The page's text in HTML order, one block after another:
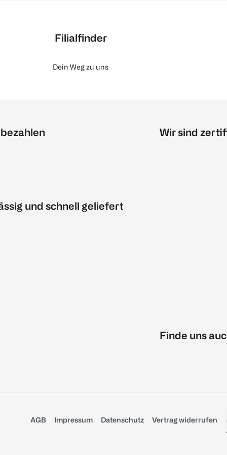
Filialfinder
Dein Weg zu uns
und schnell geliefert
Wir sind
Finde uns
AGB Impressum Datenschutz Vertrag widerrufen